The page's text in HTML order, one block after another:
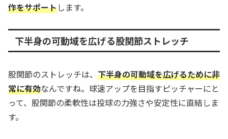
作をサポートします。
下半身の可動域を広げる股関節ストレッチ
股関節のストレッチは、 下半身の可動域を広げるために非
常に有効なんですね。球速アップを目指すピッチャーにと
って、股関節の柔軟性は投球の力強さや安定性に直結しま
す。